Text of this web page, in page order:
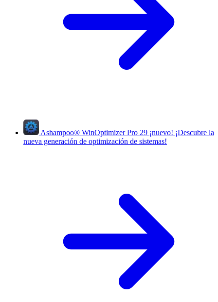
Ashampoo® WinOptimizer Pro 29 ¡nuevo! ¡Descubre la
nueva generación de optimización de sistemas!